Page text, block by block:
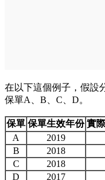
在以下這個例子，假設
保單A、B、C、D。
保單 保單生效年份 實
A
2019
B
2018
C
2018
D
2017